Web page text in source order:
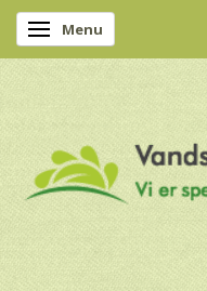
Skifte navigation
Menu